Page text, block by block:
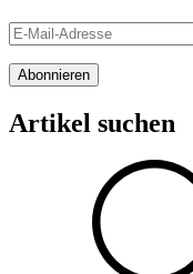
E-
Mail-
Adresse
Abonnieren
Artikel suchen